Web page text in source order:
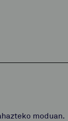
moduan.